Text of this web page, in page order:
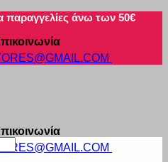
παραγγελίες άνω των 50€